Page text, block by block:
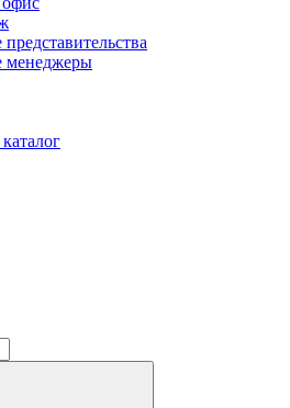
менеджеры